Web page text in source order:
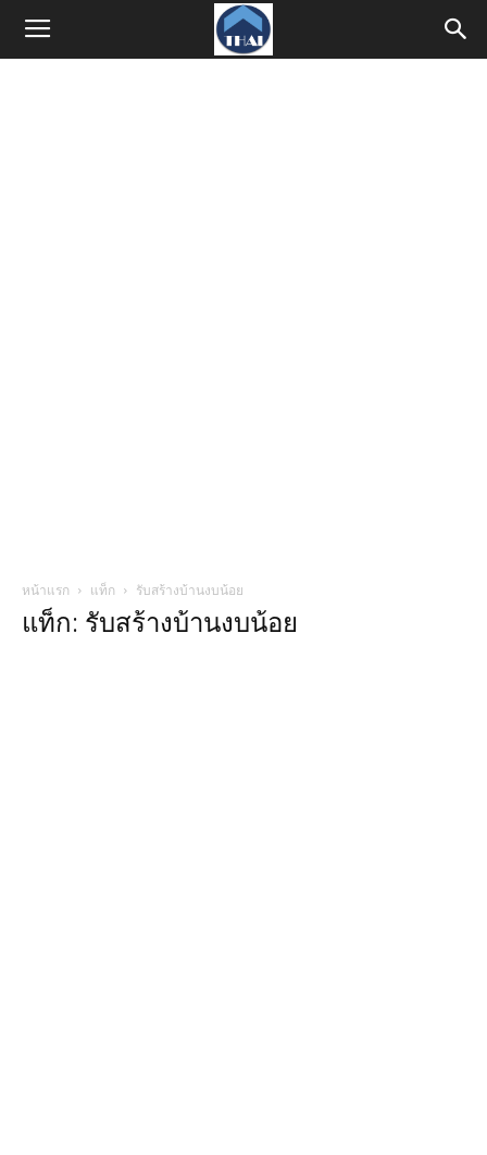
หน้าแรก แท็ก รับสร้างบ้านงบน้อย
แท็ก: รับสร้างบ้านงบน้อย